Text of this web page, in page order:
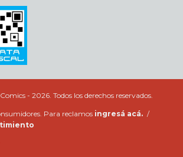
- 2026. Todos los derechos reservados.
Para reclamos ingresá acá. /